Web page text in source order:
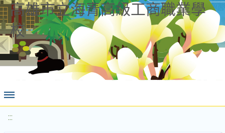
高雄市立海青高級工商職業學
校
:::